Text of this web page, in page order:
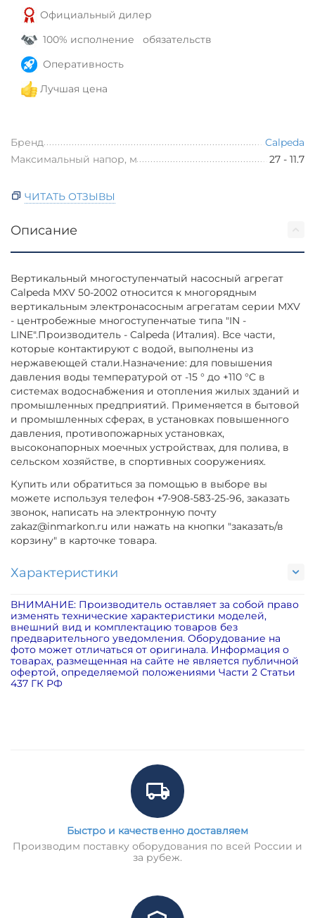
Официальный дилер
100% исполнение обязательств
Оперативность
Лучшая цена
Бренд
Calpeda
Максимальный напор, м
27 - 11.7
ЧИТАТЬ ОТЗЫВЫ
Описание
Вертикальный многоступенчатый насосный агрегат
Calpeda MXV 50-2002 относится к многорядным
вертикальным электронасосным агрегатам серии MXV
- центробежные многоступенчатые типа "IN -
LINE".Производитель - Calpeda (Италия). Все части,
которые контактируют с водой, выполнены из
нержавеющей стали.Назначение: для повышения
давления воды температурой от -15 ° до +110 °С в
системах водоснабжения и отопления жилых зданий и
промышленных предприятий. Применяется в бытовой
и промышленных сферах, в установках повышенного
давления, противопожарных установках,
высоконапорных моечных устройствах, для полива, в
сельском хозяйстве, в спортивных сооружениях.
Купить или обратиться за помощью в выборе вы
можете используя телефон +7-908-583-25-96, заказать
звонок, написать на электронную почту
zakaz@inmarkon.ru или нажать на кнопки "заказать/в
корзину" в карточке товара.
Характеристики
ВНИМАНИЕ: Производитель оставляет за собой право
изменять технические характеристики моделей,
внешний вид и комплектацию товаров без
предварительного уведомления. Оборудование на
фото может отличаться от оригинала. Информация о
товарах, размещенная на сайте не является публичной
офертой, определяемой положениями Части 2 Статьи
437 ГК РФ
Быстро и качественно доставляем
Производим поставку оборудования по всей России и
за рубеж.